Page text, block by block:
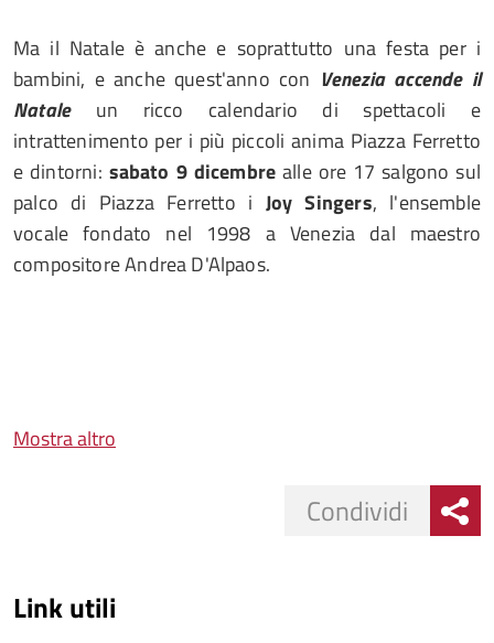
Ma il Natale è anche e soprattutto una festa per i
bambini, e anche quest'anno con Venezia accende il
Nataleun ricco calendario di spettacoli e
intrattenimento per i più piccoli anima Piazza Ferretto
e dintorni: sabato 9 dicembre alle ore 17 salgono sul
palco di Piazza Ferretto i Joy Singers, l'ensemble
vocale fondato nel 1998 a Venezia dal maestro
compositore Andrea D'Alpaos.
Mostra altro
Condividi
Link utili